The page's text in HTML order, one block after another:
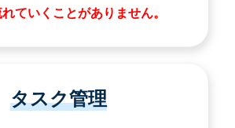
ていくことがありません。
タスク管理